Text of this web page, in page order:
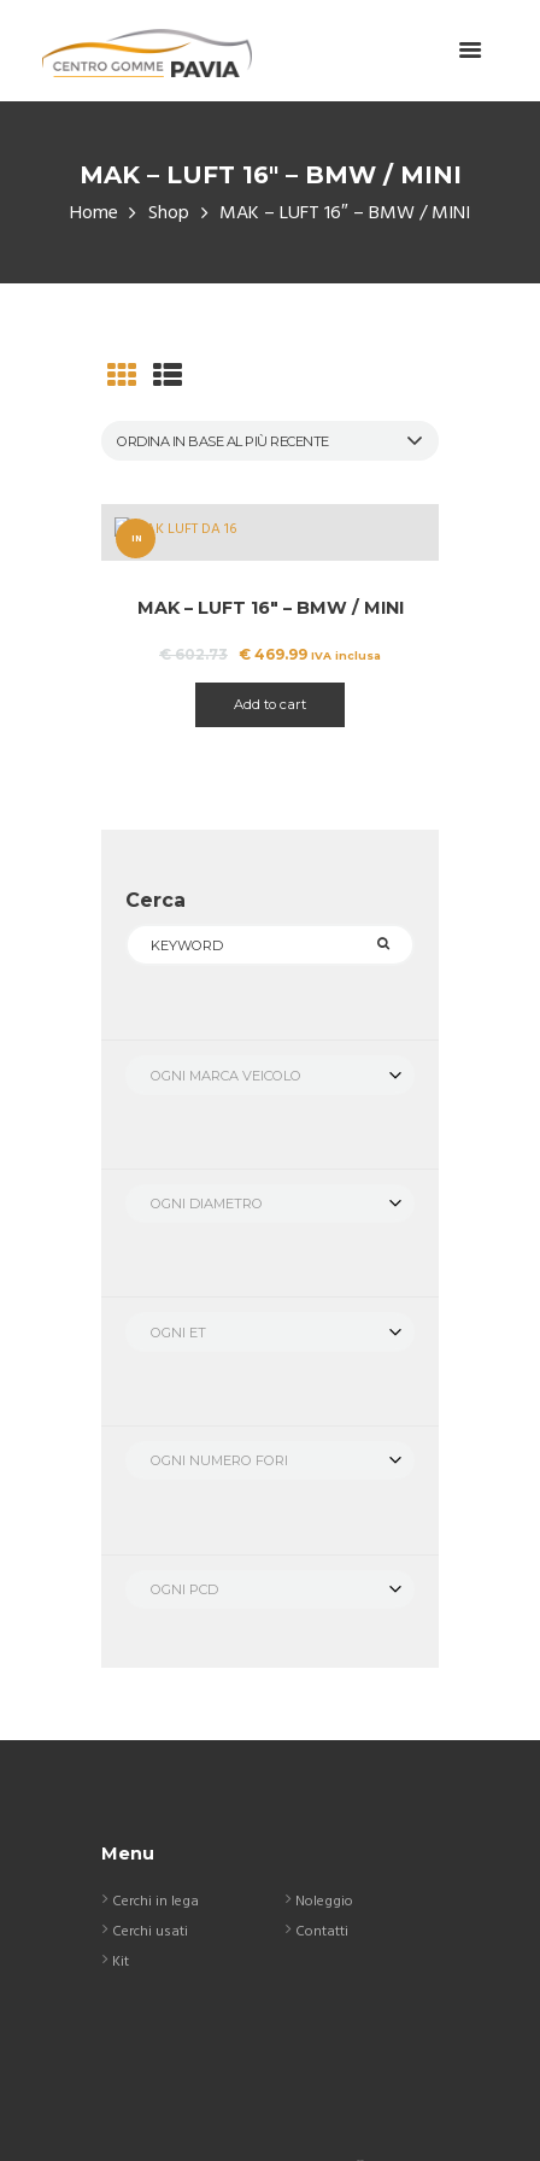
MAK – LUFT 16″ – BMW / MINI
Home Shop MAK – LUFT 16″ – BMW / MINI
IN
A!MAK – LUFT 16″ – BMW / MINI
€602.73 Il
era:
€ 602.73.
€ 469.99Il
€ 469.99.
IVA inclusa
Add to cart
Cerca
OGNI MARCA VEICOLO
OGNI DIAMETRO
OGNI ET
OGNI NUMERO FORI
OGNI PCD
Menu
Cerchi in lega
Cerchi usati
Kit
Noleggio
Contatti